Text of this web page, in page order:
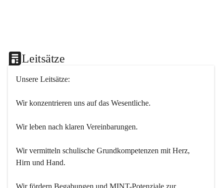
Leitsätze
Unsere Leitsätze:
Wir konzentrieren uns auf das Wesentliche.
Wir leben nach klaren Vereinbarungen.
Wir vermitteln schulische Grundkompetenzen mit Herz,
Hirn und Hand.
Wir fördern Begabungen und MINT-Potenziale zur